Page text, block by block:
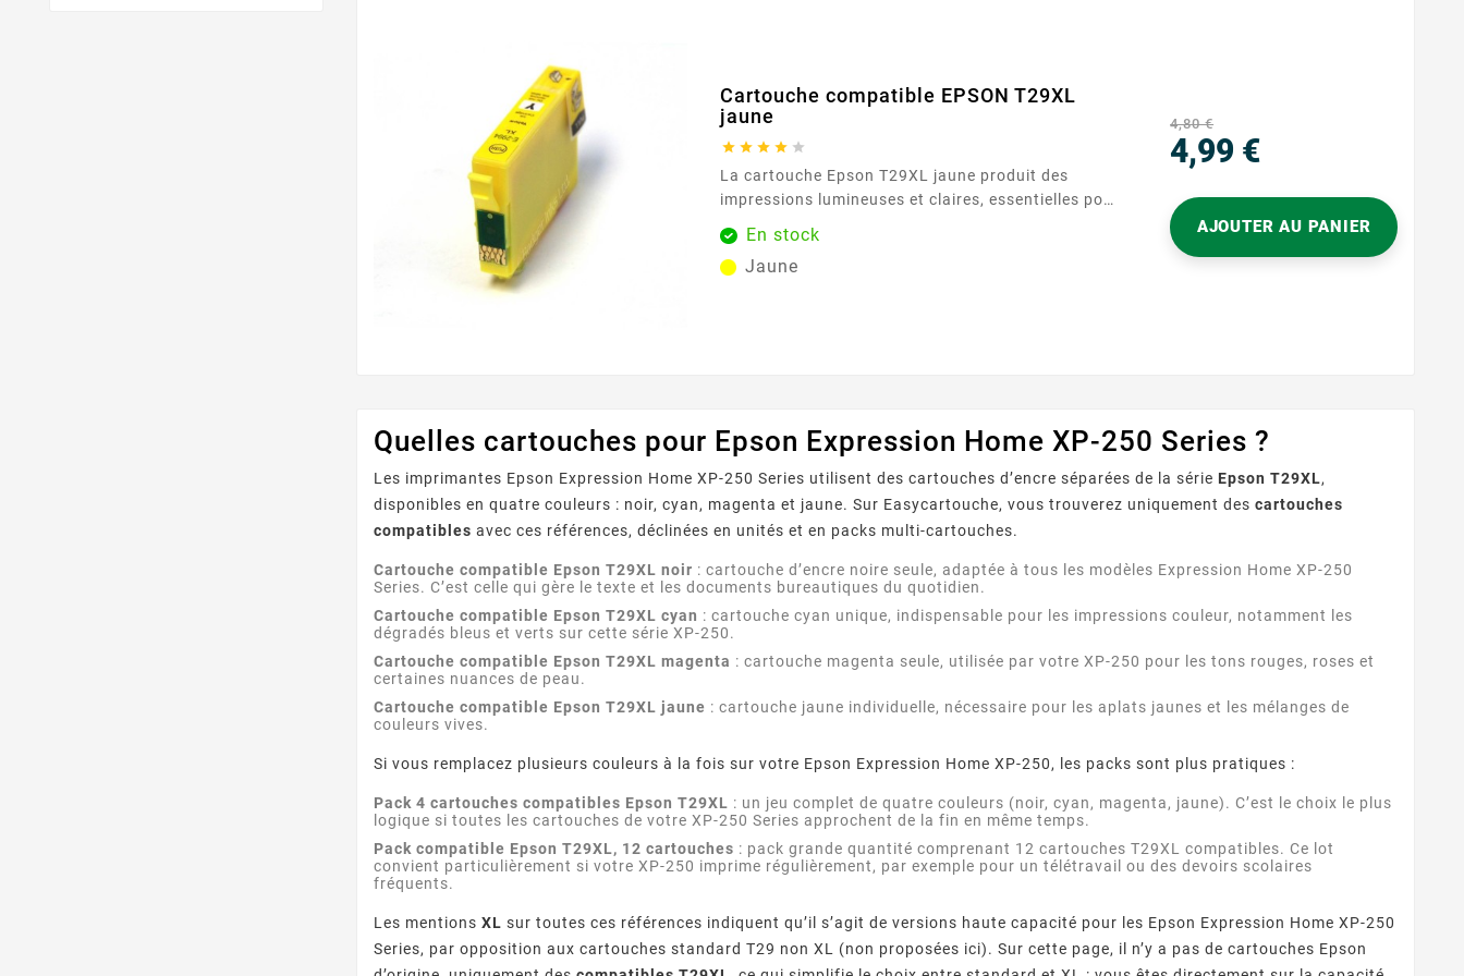
Cartouche compatible EPSON T29XL
jaune
    
La cartouche Epson T29XL jaune produit des
impressions lumineuses et claires, essentielles pour
les documents colorés et les images. Sa capacité
de 450 pages permet une utilisation prolongée avec
des résultats constants. Caractéristiques
En stock
Jaune
4,80 €
4,99 €
AJOUTER AU PANIER
Quelles cartouches pour Epson Expression Home XP-250 Series ?
Les imprimantes Epson Expression Home XP-250 Series utilisent des cartouches d’encre séparées de la série Epson T29XL,
disponibles en quatre couleurs : noir, cyan, magenta et jaune. Sur Easycartouche, vous trouverez uniquement descartouches
compatibles avec ces références, déclinées en unités et en packs multi-cartouches.
Cartouche compatible Epson T29XL noir : cartouche d’encre noire seule, adaptée à tous les modèles Expression Home XP-250
Series. C’est celle qui gère le texte et les documents bureautiques du quotidien.
Cartouche compatible Epson T29XL cyan : cartouche cyan unique, indispensable pour les impressions couleur, notamment les
dégradés bleus et verts sur cette série XP-250.
Cartouche compatible Epson T29XL magenta : cartouche magenta seule, utilisée par votre XP-250 pour les tons rouges, roses et
certaines nuances de peau.
Cartouche compatible Epson T29XL jaune : cartouche jaune individuelle, nécessaire pour les aplats jaunes et les mélanges de
couleurs vives.
Si vous remplacez plusieurs couleurs à la fois sur votre Epson Expression Home XP-250, les packs sont plus pratiques :
Pack 4 cartouches compatibles Epson T29XL : un jeu complet de quatre couleurs (noir, cyan, magenta, jaune). C’est le choix le plus
logique si toutes les cartouches de votre XP-250 Series approchent de la fin en même temps.
Pack compatible Epson T29XL, 12 cartouches : pack grande quantité comprenant 12 cartouches T29XL compatibles. Ce lot
convient particulièrement si votre XP-250 imprime régulièrement, par exemple pour un télétravail ou des devoirs scolaires
fréquents.
Les mentionsXL sur toutes ces références indiquent qu’il s’agit de versions haute capacité pour les Epson Expression Home XP-250
Series, par opposition aux cartouches standard T29 non XL (non proposées ici). Sur cette page, il n’y a pas de cartouches Epson